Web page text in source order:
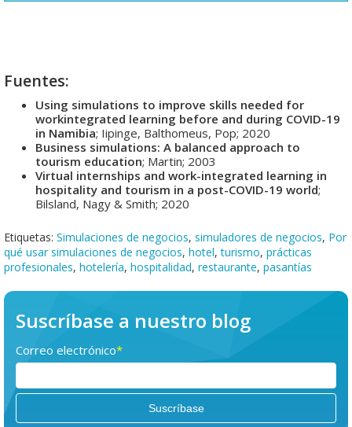
Fuentes:
Using simulations to improve skills needed for
workintegrated learning before and during COVID-19
in Namibia; Iipinge, Balthomeus, Pop; 2020
Business simulations: A balanced approach to
tourism education; Martin; 2003
Virtual internships and work-integrated learning in
hospitality and tourism in a post-COVID-19 world;
Bilsland, Nagy & Smith; 2020
Etiquetas: Simulaciones de negocios, simuladores de negocios, Por
qué usar simulaciones de negocios, hotel,turismo, prácticas
profesionales, hotelería, hospitalidad, restaurante, pasantías
Suscríbase a nuestro blog
Correo electrónico*